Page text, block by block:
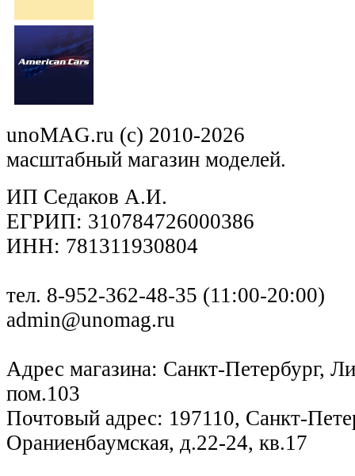
unoMAG.ru (c) 2010-2026
масштабный магазин моделей.
ИП Седаков А.И.
ЕГРИП: 310784726000386
ИНН: 781311930804
тел. 8-952-362-48-35 (11:00-20:00)
admin@unomag.ru
Адрес магазина: Санкт-Петербург,
пом.103
Почтовый адрес: 197110, Санкт-
Ораниенбаумская, д.22-24, кв.17